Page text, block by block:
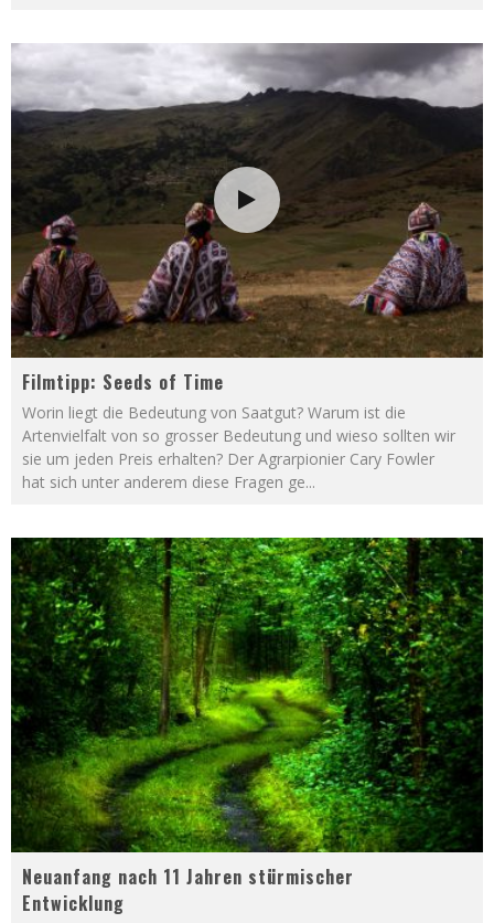
Filmtipp: Seeds of Time
Worin liegt die Bedeutung von Saatgut? Warum ist die
Artenvielfalt von so grosser Bedeutung und wieso sollten wir
sie um jeden Preis erhalten? Der Agrarpionier Cary Fowler
hat sich unter anderem diese Fragen ge...
Neuanfang nach 11 Jahren stürmischer
Entwicklung